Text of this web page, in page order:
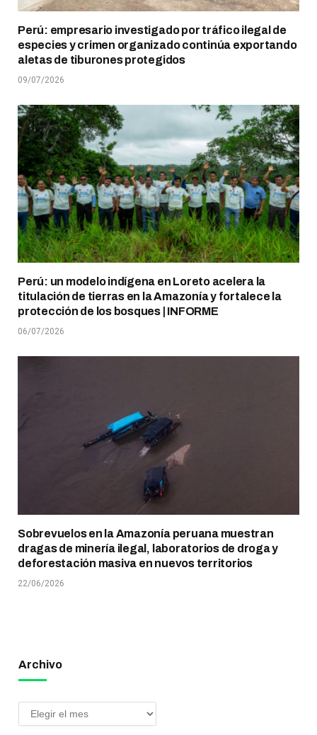
Perú: empresario investigado por tráfico ilegal de
especies y crimen organizado continúa exportando
aletas de tiburones protegidos
09/07/2026
Perú: un modelo indígena en Loreto acelera la
titulación de tierras en la Amazonía y fortalece la
protección de los bosques | INFORME
06/07/2026
Sobrevuelos en la Amazonía peruana muestran
dragas de minería ilegal, laboratorios de droga y
deforestación masiva en nuevos territorios
22/06/2026
Archivo